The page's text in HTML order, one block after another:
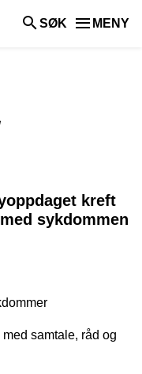
SØK MENY
kreft
sykdommen
samtale, råd og